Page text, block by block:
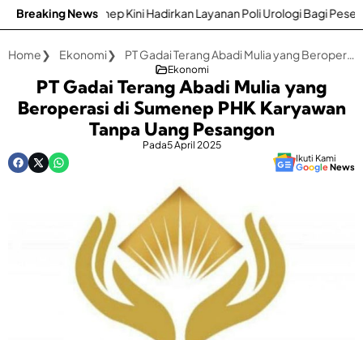
Breaking News
Kini Hadirkan Layanan Poli Urologi Bagi Peserta BPJS Kesehatan
Home Ekonomi PT Gadai Terang Abadi Mulia yang Beroperasi di Sumenep PHK Karyawan Tanpa Uang Pesangon
Ekonomi
PT Gadai Terang Abadi Mulia yang
Beroperasi di Sumenep PHK Karyawan
Tanpa Uang Pesangon
Pada5 April 2025
Ikuti Kami
GoogleNews